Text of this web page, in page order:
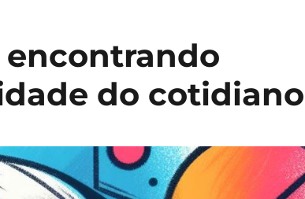
encontrando
do cotidiano